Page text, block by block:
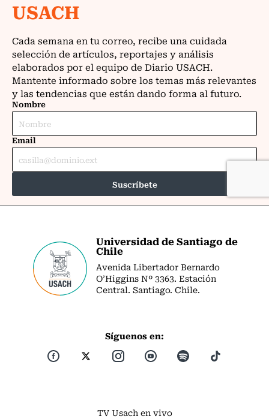
Universidad de Santiago de
Chile
Avenida Libertador Bernardo
O’Higgins Nº 3363. Estación
Central. Santiago. Chile.
Síguenos en:
TV Usach en vivo